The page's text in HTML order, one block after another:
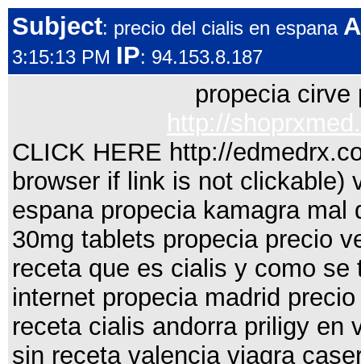
Subject: precio del cialis en espana
3:15:13 PM IP: 94.153.8.187
propecia cirve
CLICK HERE http://
browser if link is not clickable)
espana propecia kamagra
30mg tablets propecia precio
receta que es cialis y como
internet propecia madrid
receta cialis andorra priligy en
sin receta valencia viagra